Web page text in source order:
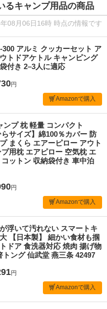
るキャンプ用品の商品
08月06日16時 時点の情報です
アルミ クッカーセット ア
トドアケトル キャンピング
付き 2–3人に適応
円
Amazonで購入
プ 枕 軽量 コンパクト
らサイズ】綿100％カバー 防
まくら エアーピロー アウト
プ用枕 エアピロー 空気枕 エ
ットン 収納袋付き 車中泊
円
Amazonで購入
浮いて汚れない スマートキ
【日本製】 細かい食材も掴
ドア 食洗器対応 焼肉 揚げ物
トング 仙武堂 燕三条 42497
円
Amazonで購入